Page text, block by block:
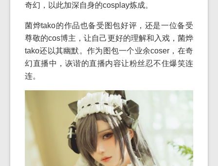
奇幻，以此加深自身的cosplay炼成。
菌烨tako的作品也备受图包好评，还是一位备受
尊敬的cos博主，让自己更好的理解和入戏，菌烨
tako还以其幽默。作为图包一个业余coser，在奇
幻直播中，诙谐的直播内容让粉丝忍不住爆笑连
连。